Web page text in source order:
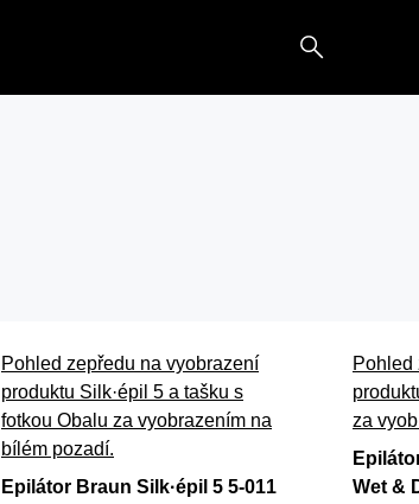
Pohled zepředu na vyobrazení
produktu Silk·épil 5 a tašku s
fotkou Obalu za vyobrazením na
bílém pozadí.
Epilátor Braun Silk·épil 5 5-011
Pohled
za
Wet &